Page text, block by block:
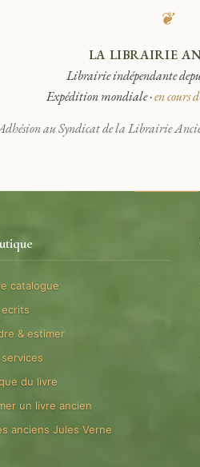
❦
LA LIBRAIRIE
Librairie indépendante
Expédition mondiale ·en cours
au Syndicat de la Librairie
catalogue
& estimer
du livre
un livre ancien
anciens Jules Verne